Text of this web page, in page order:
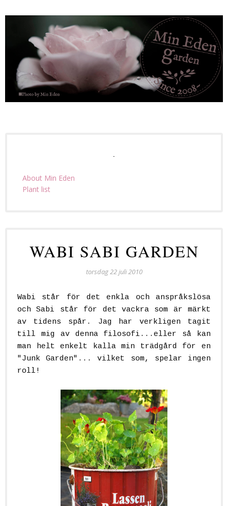
About Min Eden
Plant list
WABI SABI GARDEN
torsdag 22 juli 2010
Wabi står för det enkla och anspråkslösa
och Sabi står för det vackra som är märkt
av tidens spår. Jag har verkligen tagit
till mig av denna filosofi...eller så kan
man helt enkelt kalla min trädgård för en
"Junk Garden"... vilket som, spelar ingen
roll!